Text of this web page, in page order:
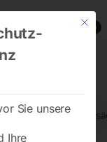
0
Mit
Sie unsere
Ihre